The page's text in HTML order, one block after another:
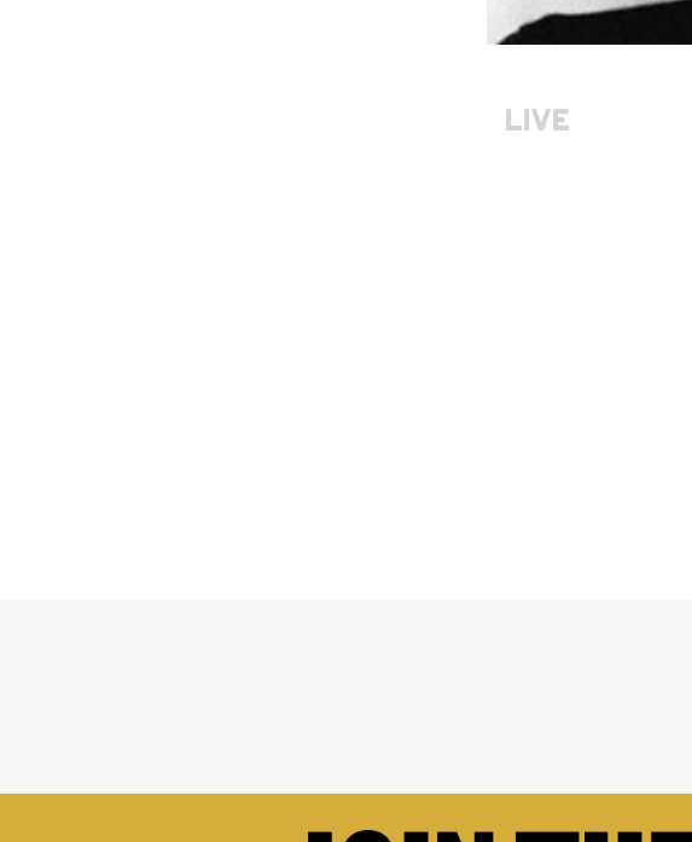
LIVE